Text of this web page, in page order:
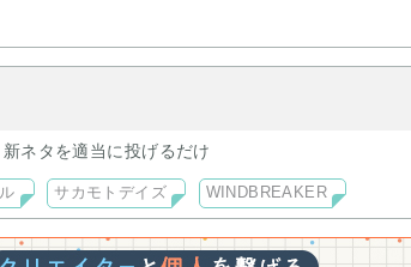
！
ネタを適当に投げるだけ
サカモトデイズ WINDBREAKER